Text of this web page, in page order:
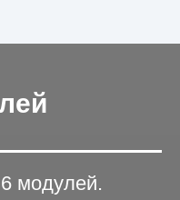
модулей.